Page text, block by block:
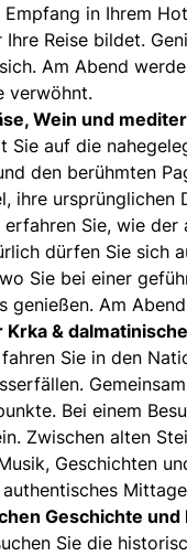
Empfang in Ihrem
Reise bildet.
Am Abend
verwöhnt.
Wein und
Sie auf die
den berühmten
ihre
Sie, wie
dürfen Sie sich
Sie bei einer
genießen. Am
&
Sie in den
Bei einem
Zwischen alten
Geschichten
Geschichte
Sie die